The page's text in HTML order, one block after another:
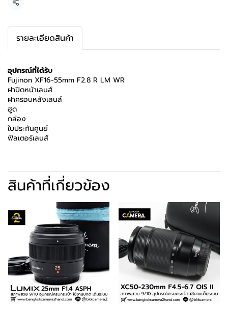
แชร์
รายละเอียดสินค้า
อุปกรณ์ที่ได้รับ
Fujinon XF16-55mm F2.8 R LM WR
ฝาปิดหน้าเลนส์
ฝาครอบหลังเลนส์
ฮูด
กล่อง
ใบประกันศูนย์
ฟิลเตอร์เลนส์
สินค้าที่เกี่ยวข้อง